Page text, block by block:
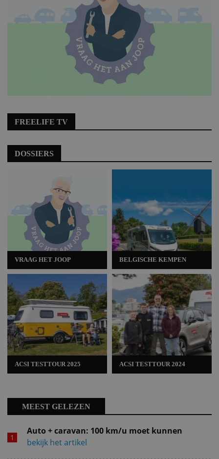
FREELIFE TV
DOSSIERS
VRAAG HET JOOP
ACSI TESTTOUR 2025
BELGISCHE KEMPEN
ACSI TESTTOUR 2024
MEEST GELEZEN
Auto + caravan: 100 km/u moet kunnen
bekijk het artikel